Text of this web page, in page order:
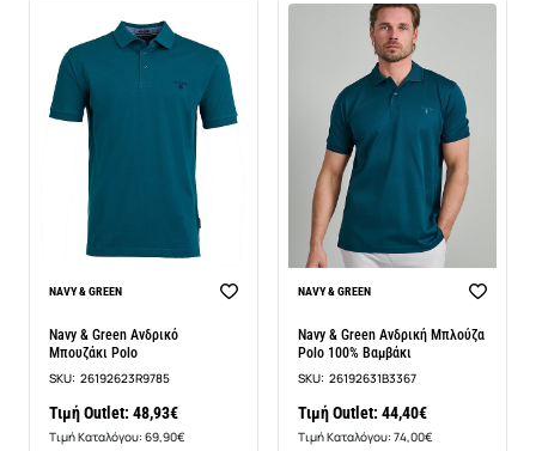
BEST SELLER
NAVY & GREEN
Navy & Green Ανδρικό
Μπουζάκι Polo
SKU: 26192623R9785
Τιμή Outlet: 48,93€
Τιμή Καταλόγου: 69,90€
NAVY & GREEN
Navy & Green Ανδρική Μπλούζα
Polo 100% Βαμβάκι
SKU: 26192631B3367
Τιμή Outlet: 44,40€
Τιμή Καταλόγου: 74,00€